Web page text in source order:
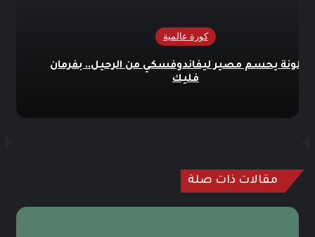
كورة عالمية
يحسم مصير ليفاندوفسكي من الرحيل.. بفرمان
فليك
مقالات ذات صلة